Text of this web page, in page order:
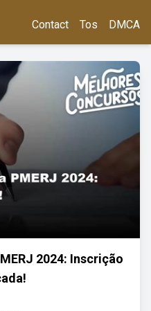
Contact Tos DMCA
2024: Inscrição